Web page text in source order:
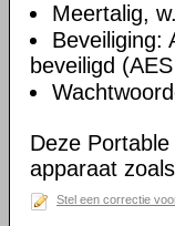
Meertalig,
Beveiliging:
beveiligd
Deze
apparaat
Stel een correctie